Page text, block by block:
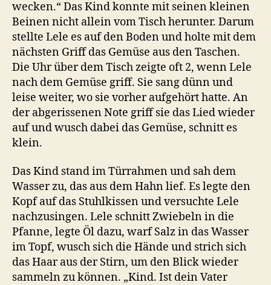
wecken.“ Das Kind konnte mit seinen kleinen
Beinen nicht allein vom Tisch herunter. Darum
stellte Lele es auf den Boden und holte mit dem
nächsten Griff das Gemüse aus den Taschen.
Die Uhr über dem Tisch zeigte oft 2, wenn Lele
nach dem Gemüse griff. Sie sang dünn und
leise weiter, wo sie vorher aufgehört hatte. An
der abgerissenen Note griff sie das Lied wieder
auf und wusch dabei das Gemüse, schnitt es
klein.
Das Kind stand im Türrahmen und sah dem
Wasser zu, das aus dem Hahn lief. Es legte den
Kopf auf das Stuhlkissen und versuchte Lele
nachzusingen. Lele schnitt Zwiebeln in die
Pfanne, legte Öl dazu, warf Salz in das Wasser
im Topf, wusch sich die Hände und strich sich
das Haar aus der Stirn, um den Blick wieder
sammeln zu können. „Kind. Ist dein Vater